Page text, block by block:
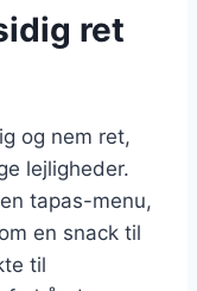
ret
og nem ret,
lejligheder.
tapas-menu,
en snack til
til